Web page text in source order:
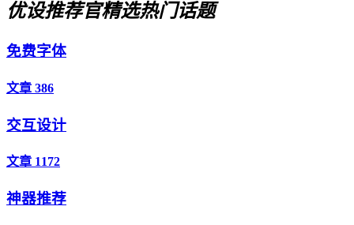
优设推荐官精选热门话题
免费字体
文章 386
交互设计
文章 1172
神器推荐